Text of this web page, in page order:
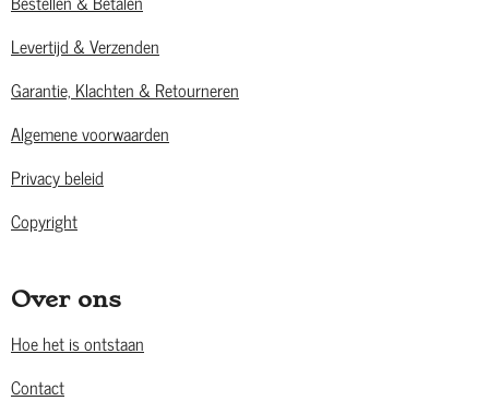
Levertijd & Verzenden
Garantie, Klachten & Retourneren
Algemene voorwaarden
Privacy beleid
Copyright
Over ons
Hoe het is ontstaan
Contact